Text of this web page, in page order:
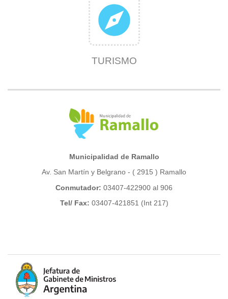
explore
TURISMO
Municipalidad de Ramallo
Av. San Martín y Belgrano - ( 2915 ) Ramallo
Conmutador: 03407-422900 al 906
Tel/ Fax: 03407-421851 (Int 217)